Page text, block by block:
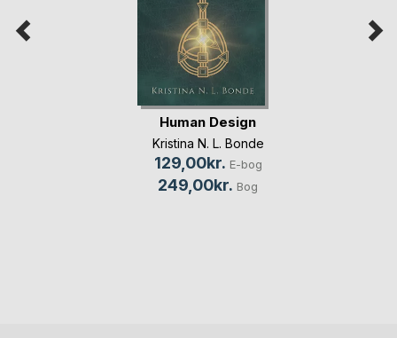
Human Design
Kristina N. L. Bonde
129,00kr. E-bog
249,00kr. Bog